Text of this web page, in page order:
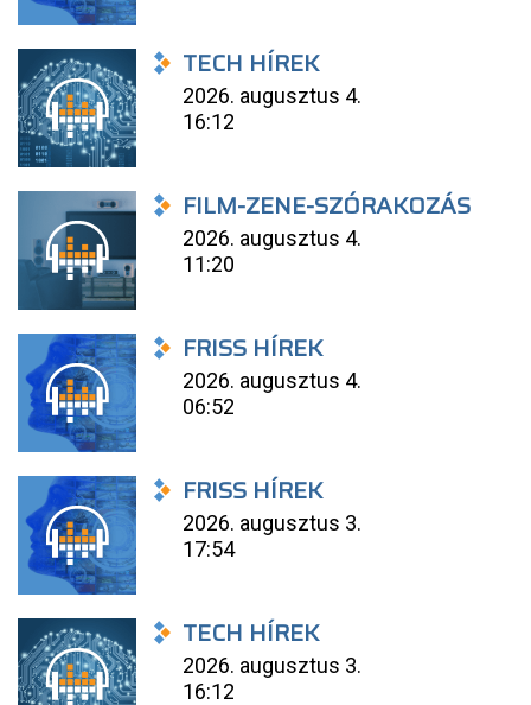
TECH HÍREK
2026. augusztus 4.
16:12
FILM-ZENE-SZÓRAKOZÁS
2026. augusztus 4.
11:20
FRISS HÍREK
2026. augusztus 4.
06:52
FRISS HÍREK
2026. augusztus 3.
17:54
TECH HÍREK
2026. augusztus 3.
16:12